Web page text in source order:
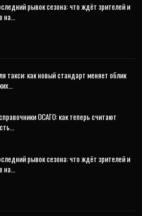
рывок сезона: что ждёт зрителей и
на…
такси: как новый стандарт меняет облик
ОСАГО: как теперь считают
рывок сезона: что ждёт зрителей и
на…